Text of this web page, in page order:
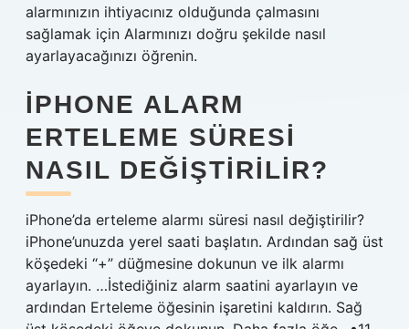
alarmınızın ihtiyacınız olduğunda çalmasını
sağlamak için Alarmınızı doğru şekilde nasıl
ayarlayacağınızı öğrenin.
IPHONE ALARM
ERTELEME SÜRESI
NASIL DEĞIŞTIRILIR?
iPhone’da erteleme alarmı süresi nasıl değiştirilir?
iPhone’unuzda yerel saati başlatın. Ardından sağ üst
köşedeki “+” düğmesine dokunun ve ilk alarmı
ayarlayın. …İstediğiniz alarm saatini ayarlayın ve
ardından Erteleme öğesinin işaretini kaldırın. Sağ